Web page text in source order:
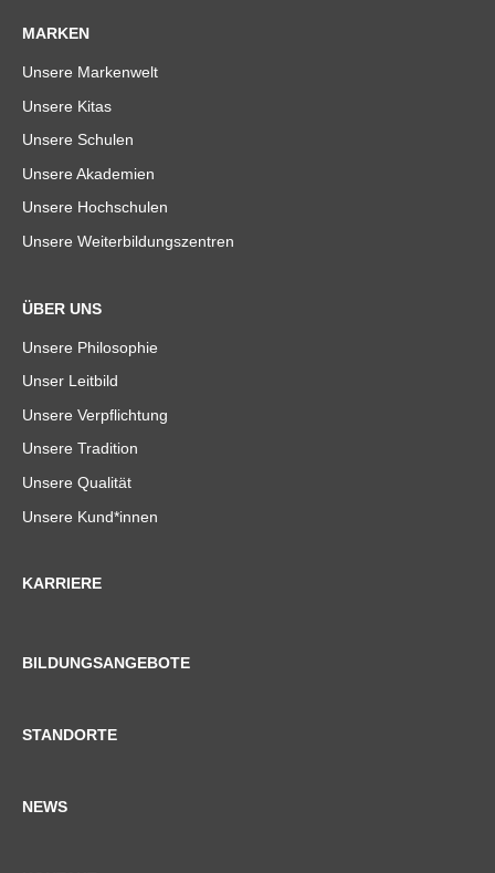
MARKEN
Unsere Markenwelt
Unsere Kitas
Unsere Schulen
Unsere Akademien
Unsere Hochschulen
Unsere Weiterbildungszentren
ÜBER UNS
Unsere Philosophie
Unser Leitbild
Unsere Verpflichtung
Unsere Tradition
Unsere Qualität
Unsere Kund*innen
KARRIERE
BILDUNGSANGEBOTE
STANDORTE
NEWS